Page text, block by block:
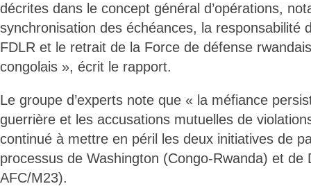
décrites dans le concept général d’opérations,
synchronisation des échéances, la responsabilité
FDLR et le retrait de la Force de défense
congolais », écrit le rapport.
Le groupe d’experts note que « la méfiance
guerrière et les accusations mutuelles de
continué à mettre en péril les deux initiatives de
processus de Washington (Congo-Rwanda) et de
AFC/M23).